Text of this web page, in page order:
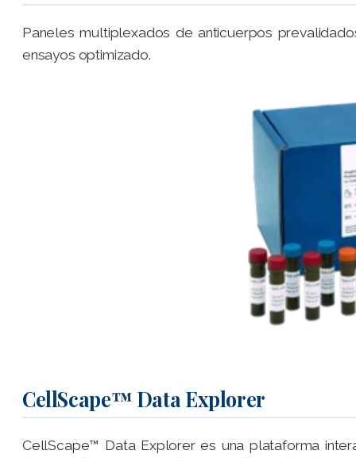
Paneles multiplexados de anticuerpos
ensayos optimizado.
CellScape™ Data Explorer
CellScape™ Data Explorer es una plataforma